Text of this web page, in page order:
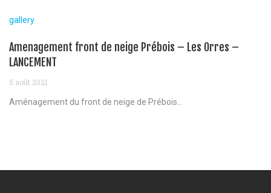
gallery
Amenagement front de neige Prébois – Les Orres –
LANCEMENT
5 août 2021
Aménagement du front de neige de Prébois...